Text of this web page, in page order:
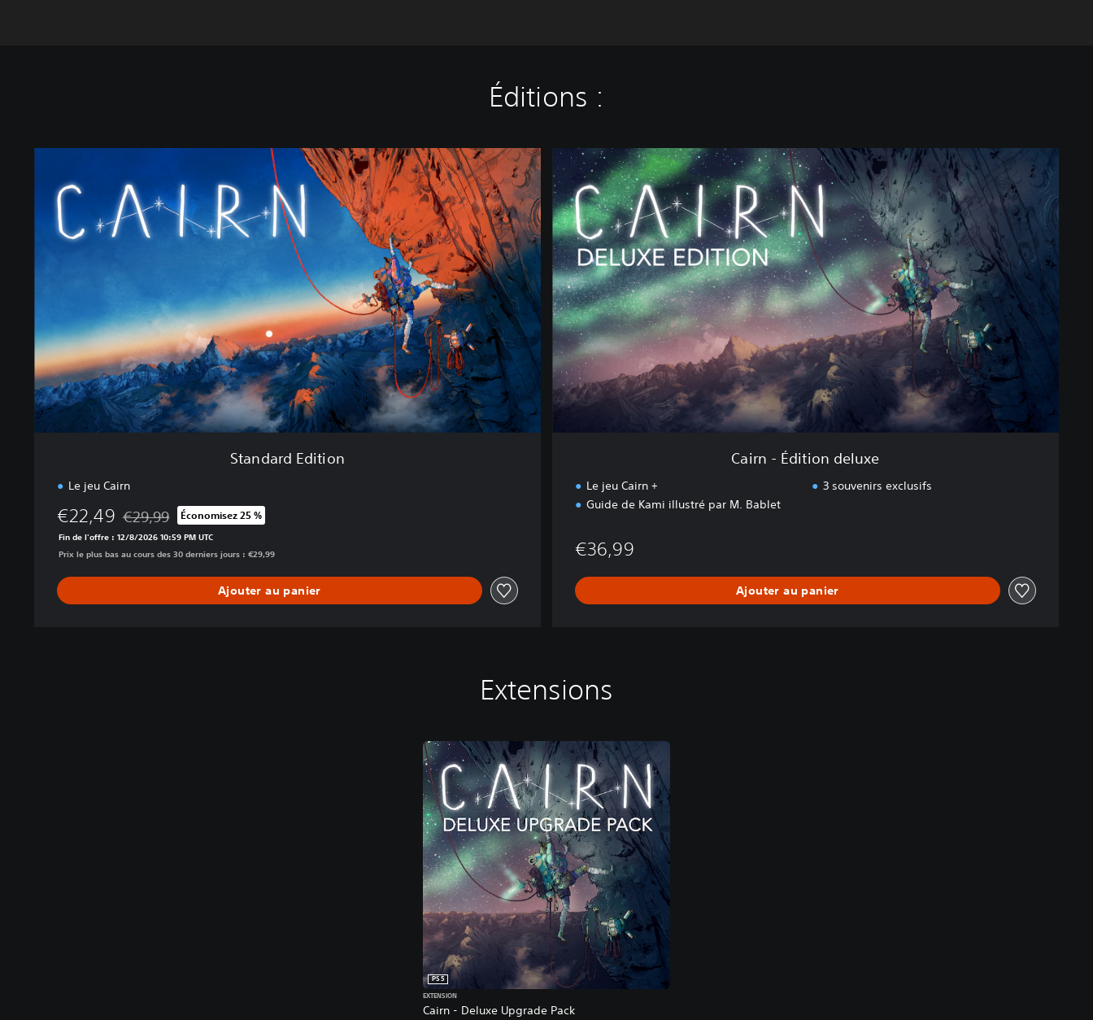
Éditions :
t
i
o
n
Standard Edition
Le jeu Cairn
€22,49 Remise par rapport au prix d'origine de €29,99
€29,99 Économisez 25 %
Fin de l'offre : 12/8/2026 10:59 PM UTC
Prix le plus bas au cours des 30 derniers jours : €29,99
Ajouter au panier
a
i
r
n
-
É
d
i
t
i
o
n
d
e
Cairn - Édition deluxe
Le jeu Cairn +
Guide de Kami illustré par M. Bablet
3 souvenirs exclusifs
€36,99
Ajouter au panier
Extensions
Cairn - Deluxe Upgrade Pack
PS5
EXTENSION